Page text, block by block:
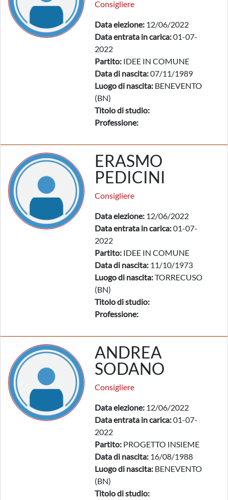
Consigliere
Data elezione: 12/06/2022
Data entrata in carica:01-07-
2022
Partito: IDEE IN COMUNE
Data di nascita:07/11/1989
Luogo di nascita: BENEVENTO
(BN)
Titolo di studio:
Professione:
ERASMO
PEDICINI
Consigliere
Data elezione: 12/06/2022
Data entrata in carica:01-07-
2022
Partito: IDEE IN COMUNE
Data di nascita: 11/10/1973
Luogo di nascita:TORRECUSO
(BN)
Titolo di studio:
Professione:
ANDREA
SODANO
Consigliere
Data elezione: 12/06/2022
Data entrata in carica:01-07-
2022
Partito: PROGETTO INSIEME
Data di nascita: 16/08/1988
Luogo di nascita: BENEVENTO
(BN)
Titolo di studio: